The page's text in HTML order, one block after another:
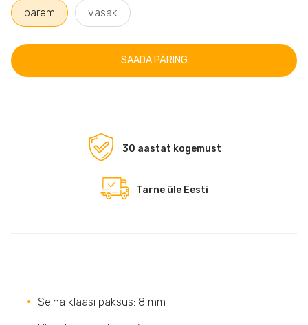
parem vasak
SAADA PÄRING
30 aastat kogemust
Tarne üle Eesti
Seina klaasi paksus: 8 mm